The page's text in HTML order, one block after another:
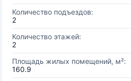
Количество подъездов:
2
Количество этажей:
2
Площадь жилых помещений, м²:
160.9